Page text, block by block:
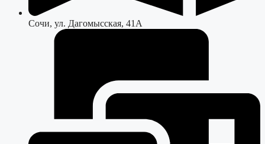
Сочи, ул. Дагомысская, 41А